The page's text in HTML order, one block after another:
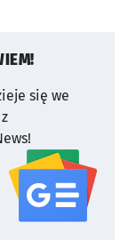
się we
serwisu